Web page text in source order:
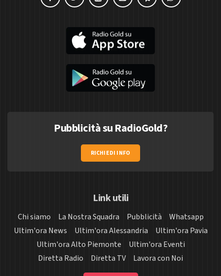
Pubblicità su RadioGold?
RICHIEDI INFO
Link utili
Chi siamo La Nostra Squadra Pubblicità
Whatsapp
Ultim'ora News
Ultim'ora Alessandria
Ultim'ora Pavia
Ultim'ora Alto Piemonte
Ultim'ora Eventi
Diretta Radio
Diretta TV Lavora con Noi